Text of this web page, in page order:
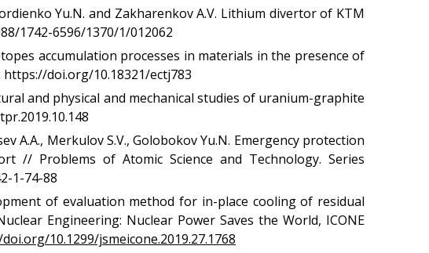
Қатерсіздендіру
саласындағы қызмет
пайдалану
Қоршаған ортаны қорғау
Бос қызметтер
Байланыс
Yu.N. and Zakharenkov A.V. Lithium divertor of KTM
1742-6596/1370/1/012062
accumulation processes in materials in the presence of
https://doi.org/10.18321/ectj783
and physical and mechanical studies of uranium-graphite
A.A., Merkulov S.V., Golobokov Yu.N. Emergency protection
// Problems of Atomic Science and Technology. Series
1-74-88
of evaluation method for in-place cooling of residual
Engineering: Nuclear Power Saves the World, ICONE
10.1299/jsmeicone.2019.27.1768